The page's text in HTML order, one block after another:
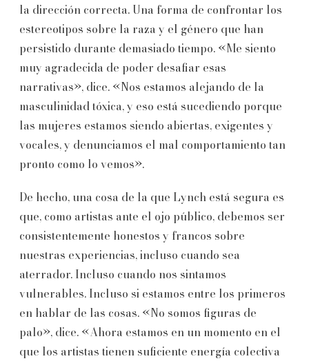
la dirección correcta. Una forma de confrontar los
estereotipos sobre la raza y el género que han
persistido durante demasiado tiempo. «Me siento
muy agradecida de poder desafiar esas
narrativas», dice. «Nos estamos alejando de la
masculinidad tóxica, y eso está sucediendo porque
las mujeres estamos siendo abiertas, exigentes y
vocales, y denunciamos el mal comportamiento tan
pronto como lo vemos».
De hecho, una cosa de la que Lynch está segura es
que, como artistas ante el ojo público, debemos ser
consistentemente honestos y francos sobre
nuestras experiencias, incluso cuando sea
aterrador. Incluso cuando nos sintamos
vulnerables. Incluso si estamos entre los primeros
en hablar de las cosas. «No somos figuras de
palo», dice. «Ahora estamos en un momento en el
que los artistas tienen suficiente energía colectiva